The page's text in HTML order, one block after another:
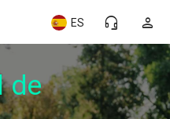
person
headset_mic
ES
us